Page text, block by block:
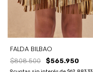
FALDA BILBAO
$808.500 $565.950